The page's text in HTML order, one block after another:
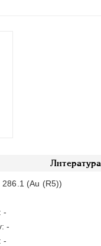
286.1 (Au (R5))
-
-
-